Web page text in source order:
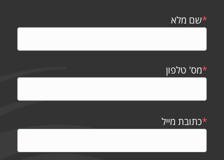
*שם מלא
*מס' טלפון
*כתובת מייל